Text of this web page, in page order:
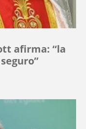
afirma: “la